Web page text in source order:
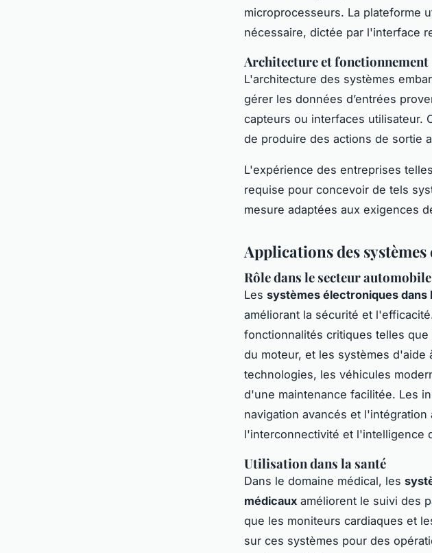
microprocesseurs. La plateforme
nécessaire, dictée par l'interface
Architecture et fonctionnement
L'architecture des systèmes
gérer les données d’entrées
capteurs ou interfaces utilisateur.
de produire des actions de sortie
L'expérience des entreprises
requise pour concevoir de tels
mesure adaptées aux exigences
Applications des
Rôle dans le secteur automobile
Les systèmes électroniques dans
améliorant la sécurité et
fonctionnalités critiques telles
du moteur, et les systèmes d'aide
technologies, les véhicules
d'une maintenance facilitée. Les
navigation avancés et
l'interconnectivité et l'intelligence
Utilisation dans la santé
Dans le domaine médical, les
médicaux améliorent le suivi des
que les moniteurs cardiaques et
sur ces systèmes pour des